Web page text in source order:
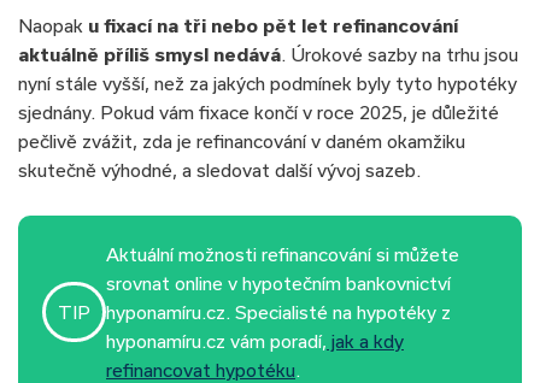
Naopak u fixací na tři nebo pět let refinancování
aktuálně příliš smysl nedává. Úrokové sazby na trhu jsou
nyní stále vyšší, než za jakých podmínek byly tyto hypotéky
sjednány. Pokud vám fixace končí v roce 2025, je důležité
pečlivě zvážit, zda je refinancování v daném okamžiku
skutečně výhodné, a sledovat další vývoj sazeb.
TIP
Aktuální možnosti refinancování si můžete
srovnat online v hypotečním bankovnictví
hyponamíru.cz. Specialisté na hypotéky z
hyponamíru.cz vám poradí, jak a kdy
refinancovat hypotéku.